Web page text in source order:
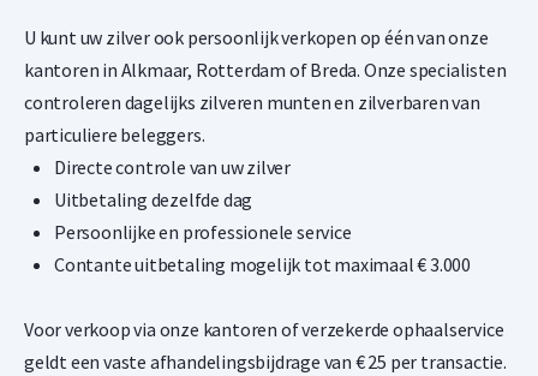
Valcambi CombiBar 100 x 0.5 gram goudbaar
1,50% onder spot
- +
€5.948,30
Valcambi CombiBar 100 x 1 gram goudbaar
- +
€11.896,60
U kunt uw zilver ook persoonlijk verkopen op één van onze
kantoren in Alkmaar, Rotterdam of Breda. Onze specialisten
controleren dagelijks zilveren munten en zilverbaren van
particuliere beleggers.
Directe controle van uw zilver
Uitbetaling dezelfde dag
Persoonlijke en professionele service
Contante uitbetaling mogelijk tot maximaal € 3.000
Voor verkoop via onze kantoren of verzekerde ophaalservice
geldt een vaste afhandelingsbijdrage van € 25 per transactie.